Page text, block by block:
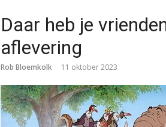
Daar heb je
aflevering
Rob Bloemkolk 11 oktober 2023